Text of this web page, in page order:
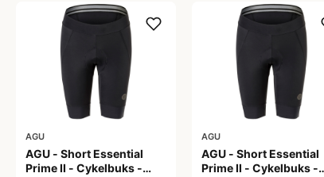
AGU
AGU - Short Essential
Prime II - Cykelbuks -
AGU
AGU - Short Essential
Prime II - Cykelbuks -